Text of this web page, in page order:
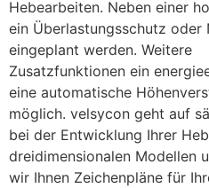
Hebearbeiten. Neben einer
ein Überlastungsschutz oder
eingeplant werden. Weitere
Zusatzfunktionen ein
eine automatische
möglich. velsycon geht auf
bei der Entwicklung Ihrer
dreidimensionalen Modellen
wir Ihnen Zeichenpläne für